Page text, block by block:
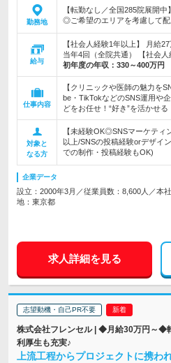
勤務地
【転勤なし／全国285院展開
◎ご希望のエリアを考慮して配
給与
【社会人経験1年以上】 月給
当年4回（全院共通） 【社会人
初年度の年収： 330～400万円
仕事内容
【クリニックや医師の魅力を
be・TikTokなどのSNS運用や
どをお任せ！“好き”を活かせる
対象と
なる方
【未経験OK◎SNSマーケテ
以上/SNSの投稿経験orデザイ
での制作・投稿経験もOK)
企業データ
設立：2000年3月／従業員数：8,600人／本
地：東京都
求人詳細を見る
志望動機・自己PR不要
株式会社フレンセル | ◆月給30万円～
利厚生も充実♪
上流工程からプロジェクトに携